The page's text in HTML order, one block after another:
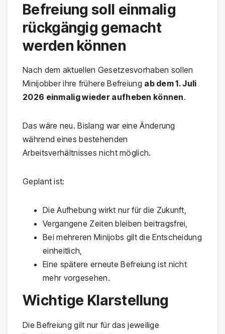
Befreiung soll einmalig
rückgängig gemacht
werden können
Nach dem aktuellen Gesetzesvorhaben sollen
Minijobber ihre frühere Befreiung ab dem 1. Juli
2026 einmalig wieder aufheben können.
Das wäre neu. Bislang war eine Änderung
während eines bestehenden
Arbeitsverhältnisses nicht möglich.
Geplant ist:
Die Aufhebung wirkt nur für die Zukunft,
Vergangene Zeiten bleiben beitragsfrei,
Bei mehreren Minijobs gilt die Entscheidung
einheitlich,
Eine spätere erneute Befreiung ist nicht
mehr vorgesehen.
Wichtige Klarstellung
Die Befreiung gilt nur für das jeweilige